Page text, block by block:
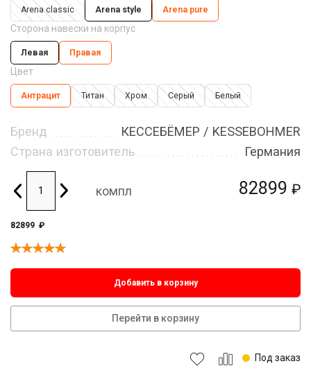
82899 ₽
Arena classic Arena style Arena pure
Сторона навески на корпус
Левая Правая
Цвет
Антрацит Титан Хром Серый Белый
Бренд
КЕССЕБЁМЕР / KESSEBOHMER
Страна изготовитель
Германия
компл
82899 ₽
Добавить в корзину
Перейти в корзину
Под заказ